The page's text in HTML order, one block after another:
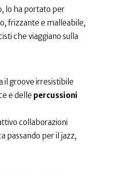
lo ha portato per
frizzante e malleabile,
che viaggiano sulla
il groove irresistibile
e delle percussioni
collaborazioni
passando per il jazz,